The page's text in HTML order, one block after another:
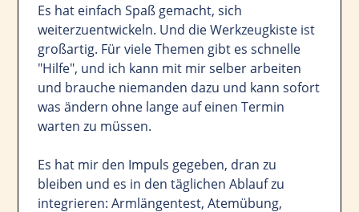
Es hat einfach Spaß gemacht, sich
weiterzuentwickeln. Und die Werkzeugkiste ist
großartig. Für viele Themen gibt es schnelle
"Hilfe", und ich kann mit mir selber arbeiten
und brauche niemanden dazu und kann sofort
was ändern ohne lange auf einen Termin
warten zu müssen.
Es hat mir den Impuls gegeben, dran zu
bleiben und es in den täglichen Ablauf zu
integrieren: Armlängentest, Atemübung,